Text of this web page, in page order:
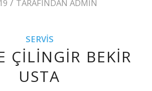
TARAFINDAN ADMIN
SERVIS
ÇILINGIR BEKIR
USTA